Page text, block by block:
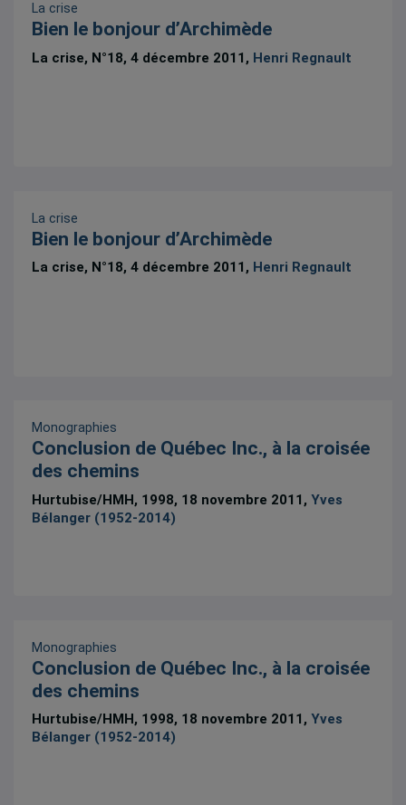
La crise
Bien le bonjour d’Archimède
La crise, N°18, 4 décembre 2011, Henri Regnault
La crise
Bien le bonjour d’Archimède
La crise, N°18, 4 décembre 2011, Henri Regnault
Monographies
Conclusion de Québec Inc., à la croisée
des chemins
Hurtubise/HMH, 1998, 18 novembre 2011,Yves
Bélanger (1952-2014)
Monographies
Conclusion de Québec Inc., à la croisée
des chemins
Hurtubise/HMH, 1998, 18 novembre 2011,Yves
Bélanger (1952-2014)